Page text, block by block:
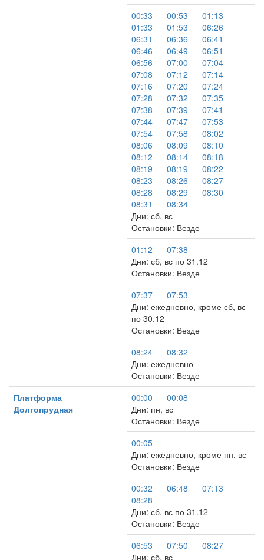
00:33
00:53
01:13
01:33
01:53
06:26
06:31
06:36
06:41
06:46
06:49
06:51
06:56
07:00
07:04
07:08
07:12
07:14
07:16
07:20
07:24
07:28
07:32
07:35
07:38
07:39
07:41
07:44
07:47
07:53
07:54
07:58
08:02
08:06
08:09
08:10
08:12
08:14
08:18
08:19
08:19
08:22
08:23
08:26
08:27
08:28
08:29
08:30
08:31
08:34
Дни: сб, вс
Остановки: Везде
01:12
07:38
Дни: сб, вс по 31.12
Остановки: Везде
07:37
07:53
Дни: ежедневно, кроме сб, вс
по 30.12
Остановки: Везде
08:24
08:32
Дни: ежедневно
Остановки: Везде
Платформа
Долгопрудная
00:00
00:08
Дни: пн, вс
Остановки: Везде
00:05
Дни: ежедневно, кроме пн, вс
Остановки: Везде
00:32
06:48
07:13
08:28
Дни: сб, вс по 31.12
Остановки: Везде
06:53
07:50
08:27
Дни: сб, вс